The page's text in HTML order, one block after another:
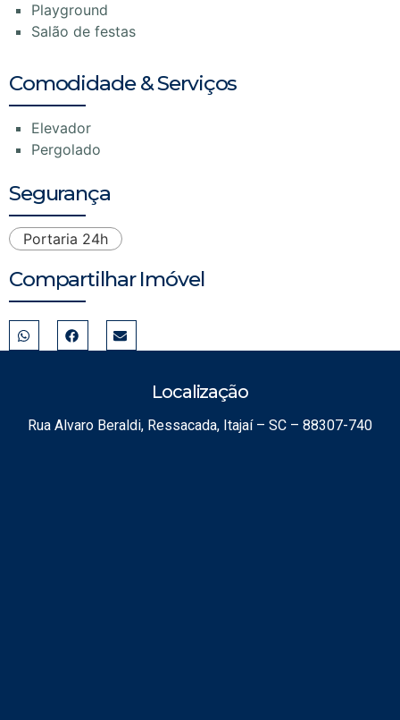
Playground
Salão de festas
Comodidade & Serviços
Elevador
Pergolado
Segurança
Portaria 24h
Compartilhar Imóvel
Localização
Rua Alvaro Beraldi, Ressacada, Itajaí – SC – 88307-740